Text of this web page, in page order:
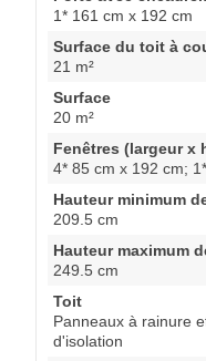
1* 161 cm x 192 cm
Surface du toit à
21 m²
Surface
20 m²
Fenêtres (largeur x
4* 85 cm x 192 cm;
Hauteur minimum
209.5 cm
Hauteur maximum
249.5 cm
Toit
Panneaux à rainure
d'isolation